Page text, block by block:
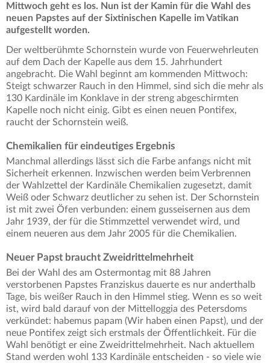
Mittwoch geht es los. Nun ist der Kamin für die Wahl des
neuen Papstes auf der Sixtinischen Kapelle im Vatikan
aufgestellt worden.
Der weltberühmte Schornstein wurde von Feuerwehrleuten
auf dem Dach der Kapelle aus dem 15. Jahrhundert
angebracht. Die Wahl beginnt am kommenden Mittwoch:
Steigt schwarzer Rauch in den Himmel, sind sich die mehr als
130 Kardinäle im Konklave in der streng abgeschirmten
Kapelle noch nicht einig. Gibt es einen neuen Pontifex,
raucht der Schornstein weiß.
Chemikalien für eindeutiges Ergebnis
Manchmal allerdings lässt sich die Farbe anfangs nicht mit
Sicherheit erkennen. Inzwischen werden beim Verbrennen
der Wahlzettel der Kardinäle Chemikalien zugesetzt, damit
Weiß oder Schwarz deutlicher zu sehen ist. Der Schornstein
ist mit zwei Öfen verbunden: einem gusseisernen aus dem
Jahr 1939, der für die Stimmzettel verwendet wird, und
einem neueren aus dem Jahr 2005 für die Chemikalien.
Neuer Papst braucht Zweidrittelmehrheit
Bei der Wahl des am Ostermontag mit 88 Jahren
verstorbenen Papstes Franziskus dauerte es nur anderthalb
Tage, bis weißer Rauch in den Himmel stieg. Wenn es so weit
ist, wird bald darauf von der Mittelloggia des Petersdoms
verkündet: habemus papam (Wir haben einen Papst), und der
neue Pontifex zeigt sich erstmals der Öffentlichkeit. Für die
Wahl benötigt er eine Zweidrittelmehrheit. Nach aktuellem
Stand werden wohl 133 Kardinäle entscheiden - so viele wie